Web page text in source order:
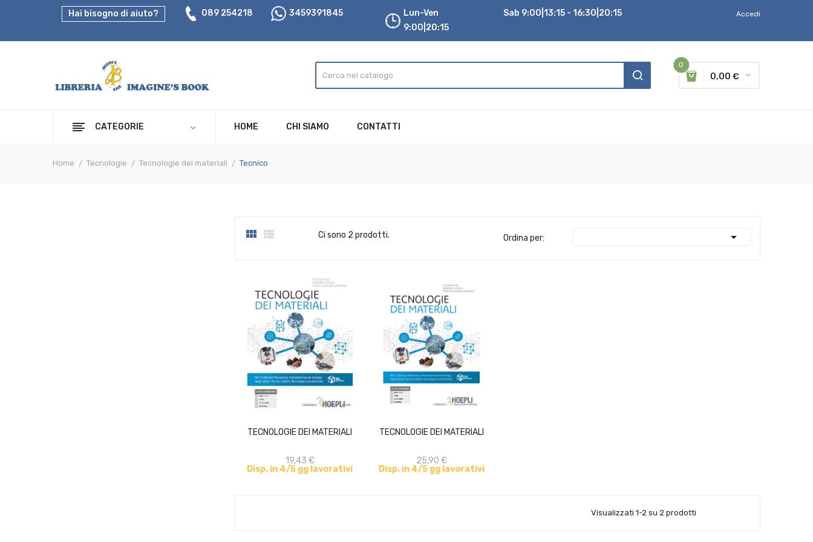
Hai bisogno di aiuto? 089 254218 3459391845
Lun-Ven
9:00|20:15
Sab 9:00|13:15 - 16:30|20:15 Accedi
0
0,00 €
CATEGORIE HOME CHI SIAMO CONTATTI
Home Tecnologie Tecnologie dei materiali Tecnico
  Ci sono 2 prodotti. Ordina per: 
TECNOLOGIE DEI MATERIALI
19,43 €
Disp. in 4/5 gg lavorativi
ACQUISTA
TECNOLOGIE DEI MATERIALI
25,90 €
Disp. in 4/5 gg lavorativi
ACQUISTA
Visualizzati 1-2 su 2 prodotti